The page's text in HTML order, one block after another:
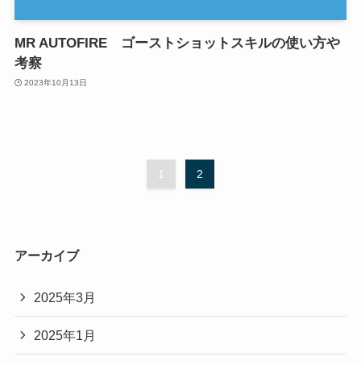
MR AUTOFIRE ゴーストショットスキルの使い方や
考察
2023年10月13日
1 2
アーカイブ
2025年3月
2025年1月